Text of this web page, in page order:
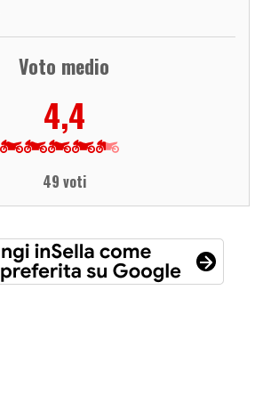
Voto medio
4,4
49 voti